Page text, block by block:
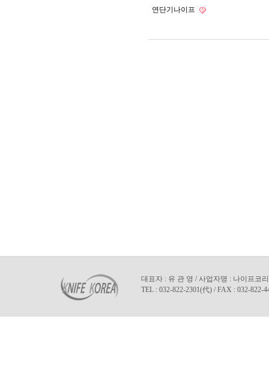
연단기나이프
대표자 : 유 관 영 / 사업자명 : 나이프코
TEL : 032-822-2301(代) / FAX : 032-822-